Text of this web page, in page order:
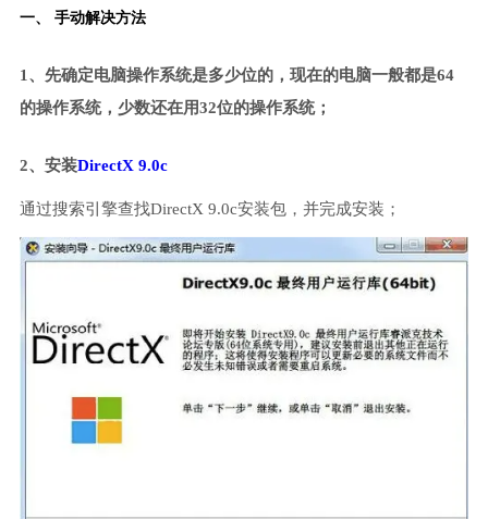
一、 手动解决方法
1、先确定电脑操作系统是多少位的，现在的电脑一般都是64
的操作系统，少数还在用32位的操作系统；
2、安装DirectX 9.0c
通过搜索引擎查找DirectX 9.0c安装包，并完成安装；